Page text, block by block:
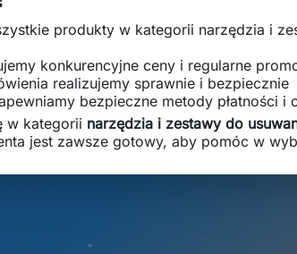
produkty w kategorii narzędzia i
konkurencyjne ceny i regularne
realizujemy sprawnie i bezpiecznie
bezpieczne metody płatności i
w kategorii narzędzia i zestawy do
jest zawsze gotowy, aby pomóc w